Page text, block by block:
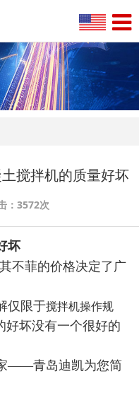
搅拌机的质量好坏
：3572次
坏
其不菲的价格决定了广
仅限于搅拌机操作规
好坏没有一个很好的
——青岛迪凯为您简